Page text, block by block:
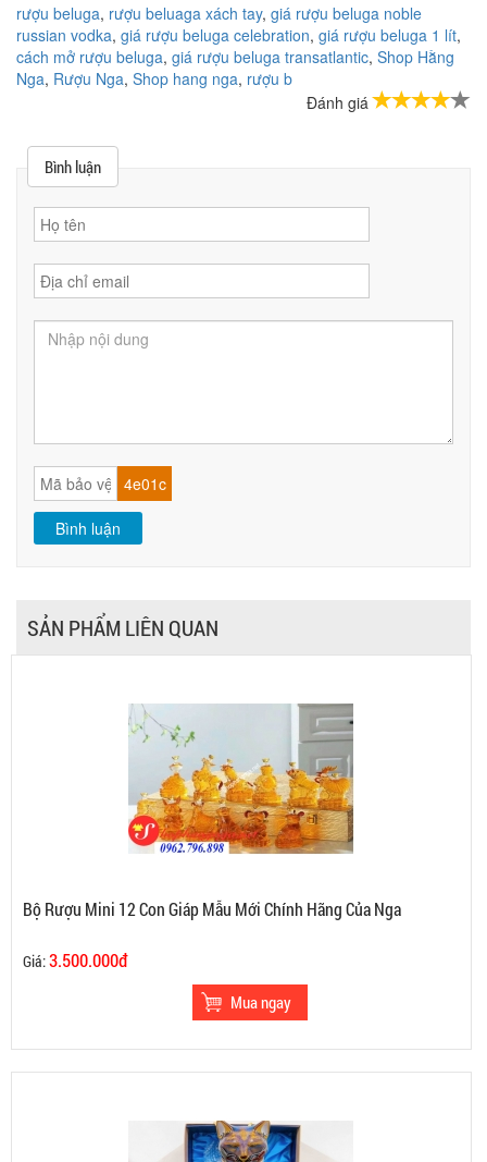
rượu beluga, rượu beluaga xách tay, giá rượu beluga noble
russian vodka, giá rượu beluga celebration, giá rượu beluga 1 lít,
cách mở rượu beluga, giá rượu beluga transatlantic, Shop Hằng
Nga, Rượu Nga, Shop hang nga, rượu b
Đánh giá
Bình luận
SẢN PHẨM LIÊN QUAN
Bộ Rượu Mini 12 Con Giáp Mẫu Mới Chính Hãng Của Nga
Giá:3.500.000đ